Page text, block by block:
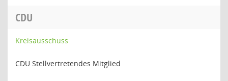
CDU
Kreisausschuss
CDU Stellvertretendes Mitglied